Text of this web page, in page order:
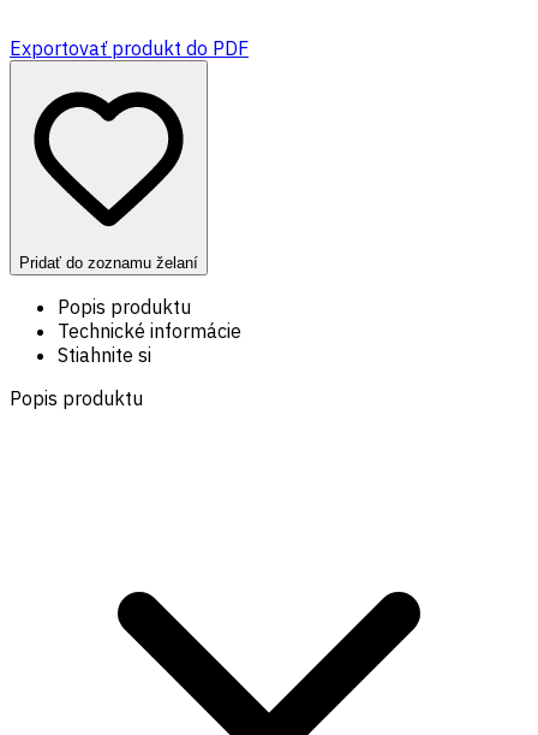
Exportovať produkt do PDF
Pridať do zoznamu želaní
Popis produktu
Technické informácie
Stiahnite si
Popis produktu